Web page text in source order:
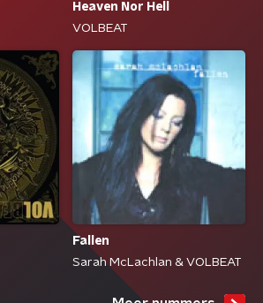
Heaven Nor Hell
VOLBEAT
Fallen
Sarah McLachlan & VOLBEAT